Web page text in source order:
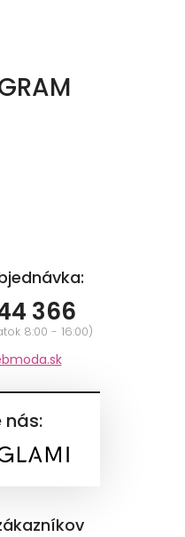
366
8:00 - 16:00)
nás: